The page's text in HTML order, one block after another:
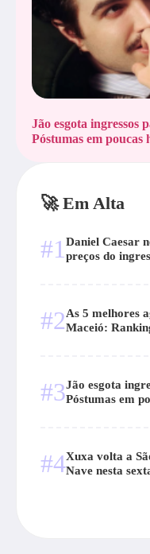
Jão esgota ingressos
Póstumas em poucas
🚀 Em Alta
#1 Daniel Caesar
preços do
#2As 5 melhores
Maceió:
#3Jão esgota
Póstumas em
#4Xuxa volta a
Nave nesta